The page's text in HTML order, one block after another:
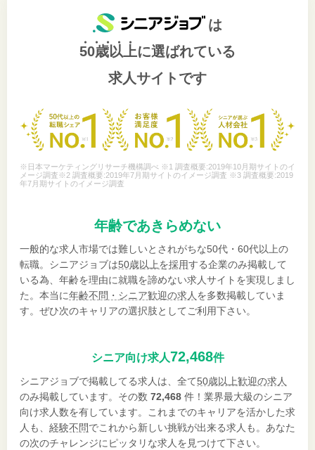
は
50歳以上に選ばれている
求人サイトです
※日本マーケティングリサーチ機構調べ ※1 調査概要:2019年10月期サイトのイ
メージ調査※2 調査概要:2019年7月期サイトのイメージ調査 ※3 調査概要:2019
年7月期サイトのイメージ調査
年齢であきらめない
一般的な求人市場では難しいとされがちな50代・60代以上の
転職。シニアジョブは50歳以上を採用する企業のみ掲載して
いる為、年齢を理由に就職を諦めない求人サイトを実現しまし
た。本当に年齢不問・シニア歓迎の求人 を多数掲載していま
す。ぜひ次のキャリアの選択肢としてご利用下さい。
シニア向け求人72,468件
シニアジョブで掲載してる求人は、全て50歳以上歓迎の求人
のみ掲載しています。その数 72,468 件！業界最大級のシニア
向け求人数を有しています。これまでのキャリアを活かした求
人も、 経験不問でこれから新しい挑戦が出来る求人も。あなた
の次のチャレンジにピッタリな求人を見つけて下さい。